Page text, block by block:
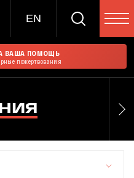
EN
ВАША ПОМОЩЬ
пожертвования